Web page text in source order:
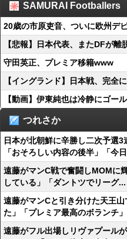
SAMURAI Footballers
20歳の市原吏音、ついに欧州デ
【悲報】日本代表、またDFが離
守田英正、プレミア移籍www
【イングランド】日本戦、完全
【動画】伊東純也は冷静にゴー
つれさか
日本が北朝鮮に辛勝し二次予選
「おそろしい内容の後半」「今
遠藤がマンC戦で奮闘しMOM
している」「ダントツでリーグ...
遠藤がマンCと引き分けた天王
た」「プレミア最高のボランチ
遠藤がフル出場しリヴァプール